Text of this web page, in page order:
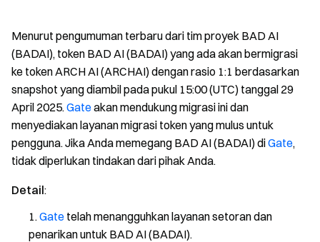
Menurut pengumuman terbaru dari tim proyek BAD AI
(BADAI), token BAD AI (BADAI) yang ada akan bermigrasi
ke token ARCH AI (ARCHAI) dengan rasio 1:1 berdasarkan
snapshot yang diambil pada pukul 15:00 (UTC) tanggal 29
April 2025.Gateakan mendukung migrasi ini dan
menyediakan layanan migrasi token yang mulus untuk
pengguna. Jika Anda memegang BAD AI (BADAI) diGate,
tidak diperlukan tindakan dari pihak Anda.
Detail:
Gate telah menangguhkan layanan setoran dan
penarikan untuk BAD AI (BADAI).